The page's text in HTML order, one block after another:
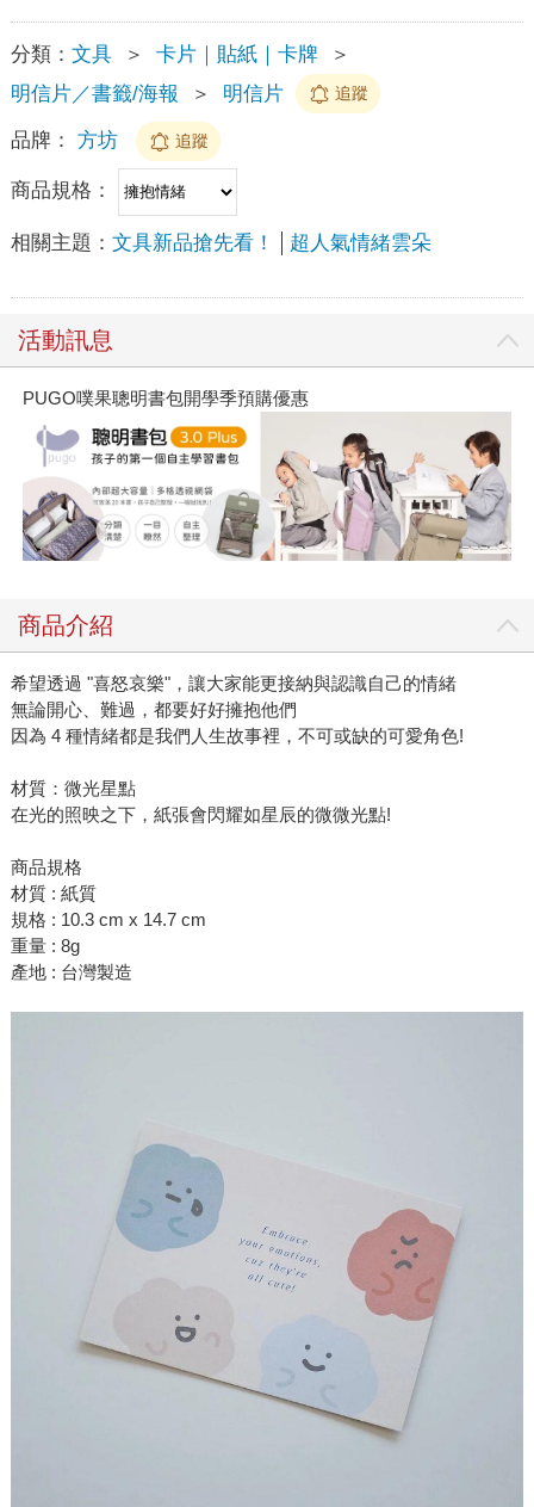
分類： 文具 ＞ 卡片｜貼紙｜卡牌
＞
明信片／書籤/海報
＞ 明信片 追蹤
品牌： 方坊 追蹤
商品規格：
相關主題： 文具新品搶先看！ 超人氣情緒雲朵
活動訊息
PUGO噗果聰明書包開學季預購優惠
商品介紹
希望透過 "喜怒哀樂"，讓大家能更接納與認識自己的情緒
無論開心、難過，都要好好擁抱他們
因為 4 種情緒都是我們人生故事裡，不可或缺的可愛角色!
材質：微光星點
在光的照映之下，紙張會閃耀如星辰的微微光點!
商品規格
材質 : 紙質
規格 : 10.3 cm x 14.7 cm
重量 : 8g
產地 : 台灣製造